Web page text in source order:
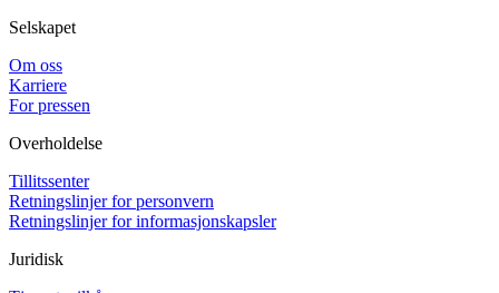
Selskapet
Om oss
Karriere
For pressen
Overholdelse
Tillitssenter
Retningslinjer for personvern
Retningslinjer for informasjonskapsler
Juridisk